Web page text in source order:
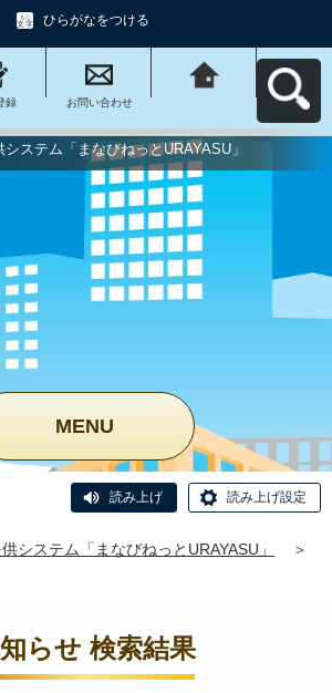
ひらがなをつける
録 お問い合わせ
びねっと
URAYASU」へ戻る
ステム「まなびねっとURAYASU」
MENU
読み上げ 読み上げ設定
システム「まなびねっとURAYASU」
＞
らせ 検索結果